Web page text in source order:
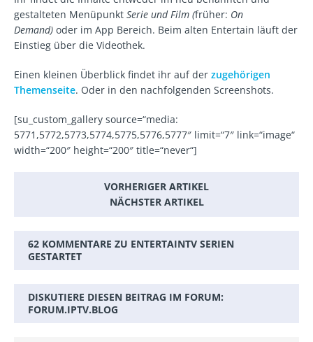
gestalteten Menüpunkt Serie und Film (früher: On
Demand) oder im App Bereich. Beim alten Entertain läuft der
Einstieg über die Videothek.
Einen kleinen Überblick findet ihr auf der zugehörigen
Themenseite. Oder in den nachfolgenden Screenshots.
[su_custom_gallery source=“media:
5771,5772,5773,5774,5775,5776,5777″ limit=“7″ link=“image“
width=“200″ height=“200″ title=“never“]
VORHERIGER ARTIKEL
NÄCHSTER ARTIKEL
62 KOMMENTARE ZU ENTERTAINTV SERIEN
GESTARTET
DISKUTIERE DIESEN BEITRAG IM FORUM:
FORUM.IPTV.BLOG